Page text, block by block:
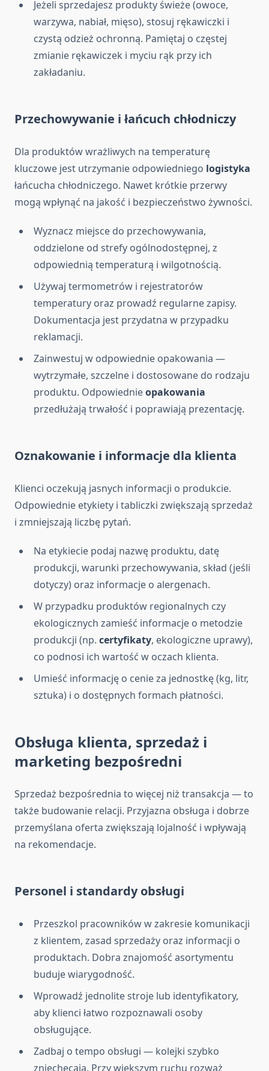
Jeżeli sprzedajesz produkty świeże (owoce,
warzywa, nabiał, mięso), stosuj rękawiczki i
czystą odzież ochronną. Pamiętaj o częstej
zmianie rękawiczek i myciu rąk przy ich
zakładaniu.
Przechowywanie i łańcuch chłodniczy
Dla produktów wrażliwych na temperaturę
kluczowe jest utrzymanie odpowiedniego logistyka
łańcucha chłodniczego. Nawet krótkie przerwy
mogą wpłynąć na jakość i bezpieczeństwo żywności.
Wyznacz miejsce do przechowywania,
oddzielone od strefy ogólnodostępnej, z
odpowiednią temperaturą i wilgotnością.
Używaj termometrów i rejestratorów
temperatury oraz prowadź regularne zapisy.
Dokumentacja jest przydatna w przypadku
reklamacji.
Zainwestuj w odpowiednie opakowania —
wytrzymałe, szczelne i dostosowane do rodzaju
produktu. Odpowiednieopakowania
przedłużają trwałość i poprawiają prezentację.
Oznakowanie i informacje dla klienta
Klienci oczekują jasnych informacji o produkcie.
Odpowiednie etykiety i tabliczki zwiększają sprzedaż
i zmniejszają liczbę pytań.
Na etykiecie podaj nazwę produktu, datę
produkcji, warunki przechowywania, skład (jeśli
dotyczy) oraz informacje o alergenach.
W przypadku produktów regionalnych czy
ekologicznych zamieść informacje o metodzie
produkcji (np. certyfikaty, ekologiczne uprawy),
co podnosi ich wartość w oczach klienta.
Umieść informację o cenie za jednostkę (kg, litr,
sztuka) i o dostępnych formach płatności.
Obsługa klienta, sprzedaż i
marketing bezpośredni
Sprzedaż bezpośrednia to więcej niż transakcja — to
także budowanie relacji. Przyjazna obsługa i dobrze
przemyślana oferta zwiększają lojalność i wpływają
na rekomendacje.
Personel i standardy obsługi
Przeszkol pracowników w zakresie komunikacji
z klientem, zasad sprzedaży oraz informacji o
produktach. Dobra znajomość asortymentu
buduje wiarygodność.
Wprowadź jednolite stroje lub identyfikatory,
aby klienci łatwo rozpoznawali osoby
obsługujące.
Zadbaj o tempo obsługi — kolejki szybko
zniechęcają. Przy większym ruchu rozważ